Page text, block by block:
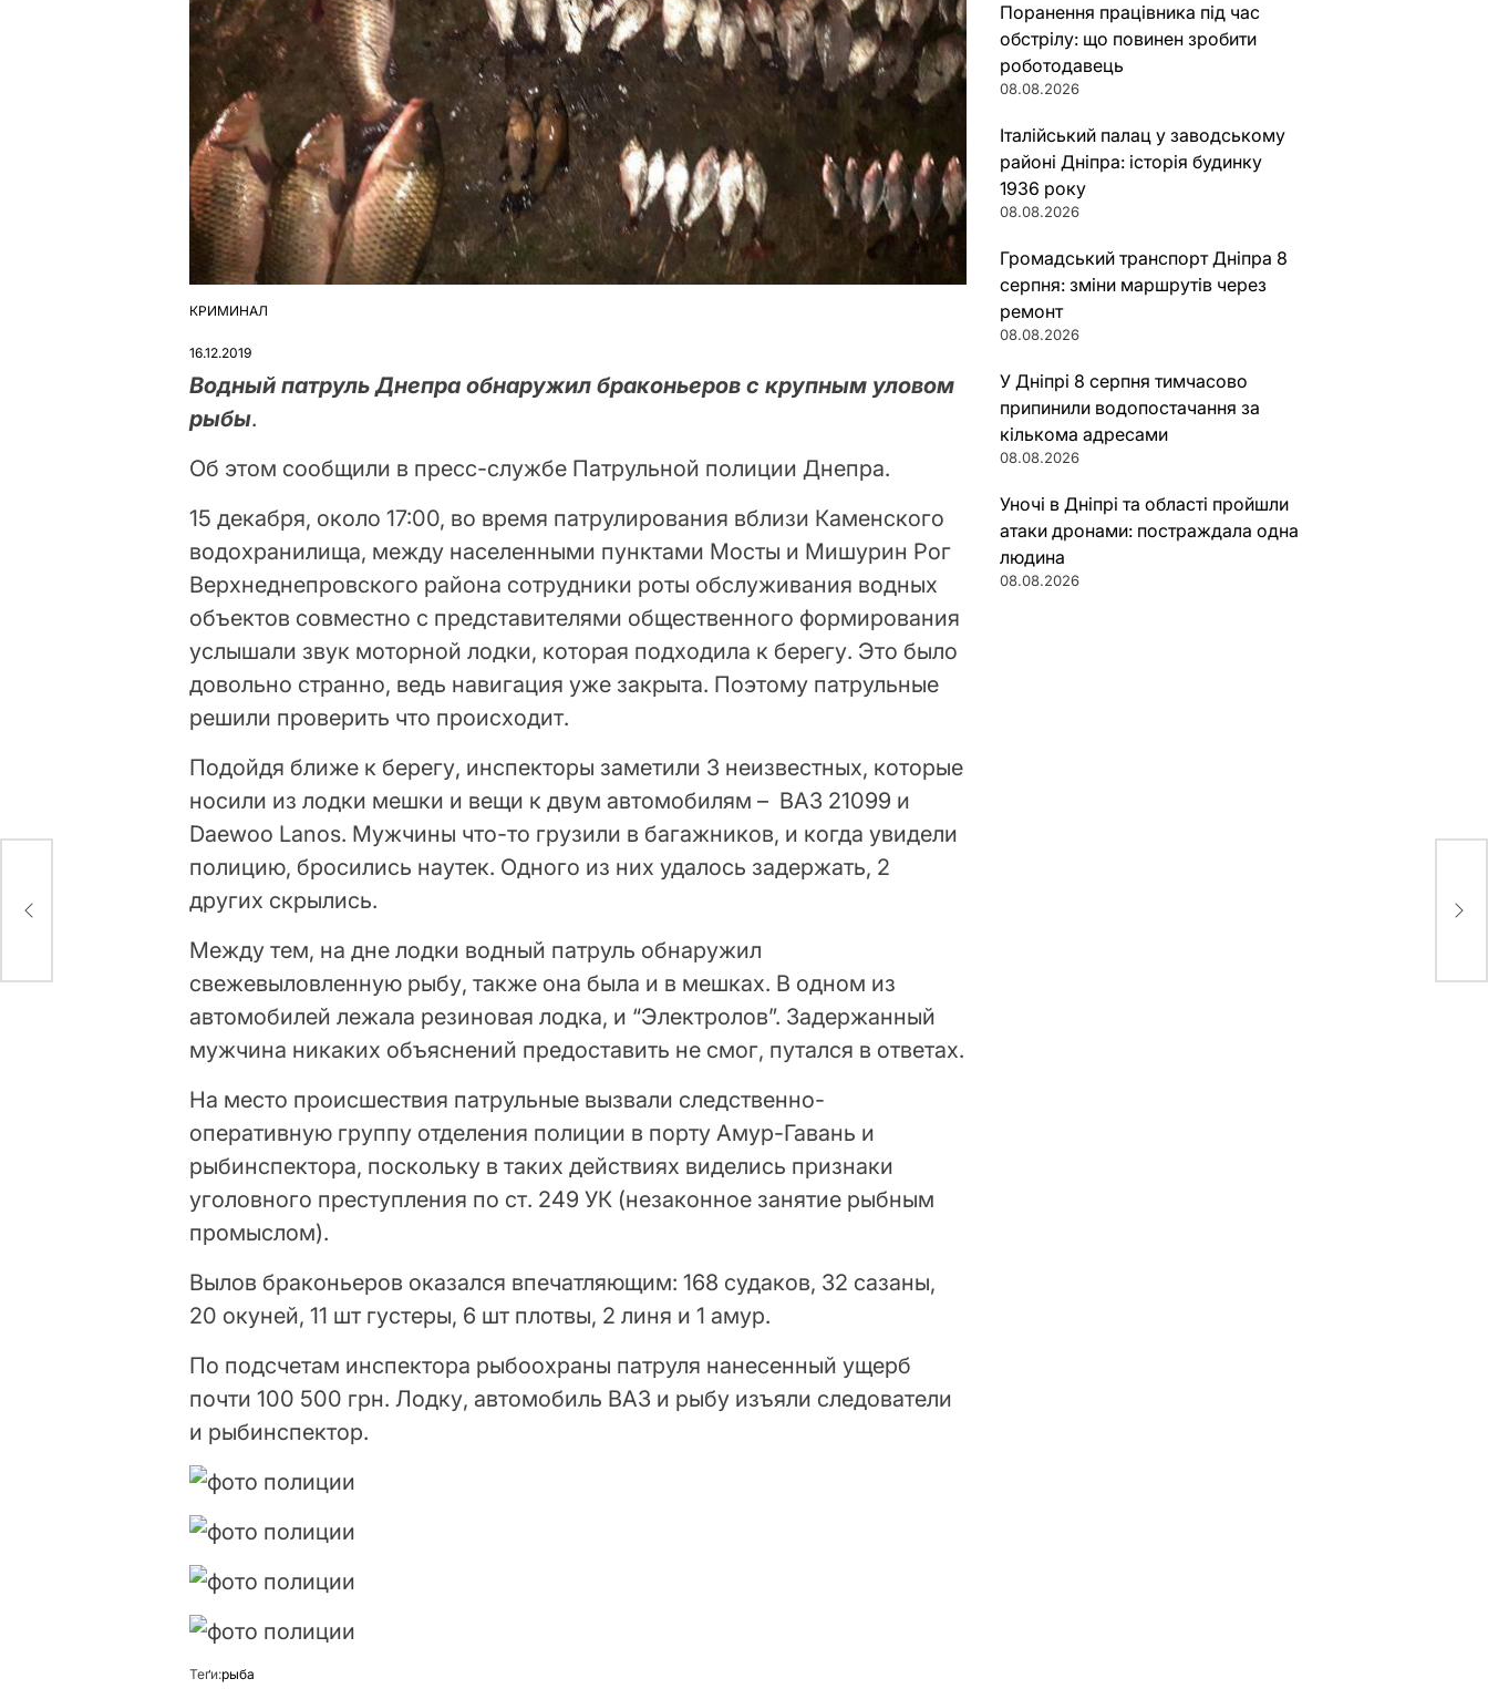
ОПУБЛІКУВАТИ
КРИМИНАЛ
16.12.2019
Водный патруль Днепра обнаружил браконьеров с крупным уловом
рыбы.
Об этом сообщили в пресс-службе Патрульной полиции Днепра.
15 декабря, около 17:00, во время патрулирования вблизи Каменского
водохранилища, между населенными пунктами Мосты и Мишурин Рог
Верхнеднепровского района сотрудники роты обслуживания водных
объектов совместно с представителями общественного формирования
услышали звук моторной лодки, которая подходила к берегу. Это было
довольно странно, ведь навигация уже закрыта. Поэтому патрульные
решили проверить что происходит.
Подойдя ближе к берегу, инспекторы заметили 3 неизвестных, которые
носили из лодки мешки и вещи к двум автомобилям – ВАЗ 21099 и
Daewoo Lanos. Мужчины что-то грузили в багажников, и когда увидели
полицию, бросились наутек. Одного из них удалось задержать, 2
других скрылись.
Между тем, на дне лодки водный патруль обнаружил
свежевыловленную рыбу, также она была и в мешках. В одном из
автомобилей лежала резиновая лодка, и “Электролов”. Задержанный
мужчина никаких объяснений предоставить не смог, путался в ответах.
На место происшествия патрульные вызвали следственно-
оперативную группу отделения полиции в порту Амур-Гавань и
рыбинспектора, поскольку в таких действиях виделись признаки
уголовного преступления по ст. 249 УК (незаконное занятие рыбным
промыслом).
Вылов браконьеров оказался впечатляющим: 168 судаков, 32 сазаны,
20 окуней, 11 шт густеры, 6 шт плотвы, 2 линя и 1 амур.
По подсчетам инспектора рыбоохраны патруля нанесенный ущерб
почти 100 500 грн. Лодку, автомобиль ВАЗ и рыбу изъяли следователи
и рыбинспектор.
Теґи:рыба
Поранення працівника під час
обстрілу: що повинен зробити
роботодавець
08.08.2026
Італійський палац у заводському
районі Дніпра: історія будинку
1936 року
08.08.2026
Громадський транспорт Дніпра 8
серпня: зміни маршрутів через
ремонт
08.08.2026
У Дніпрі 8 серпня тимчасово
припинили водопостачання за
кількома адресами
08.08.2026
Уночі в Дніпрі та області пройшли
атаки дронами: постраждала одна
людина
08.08.2026